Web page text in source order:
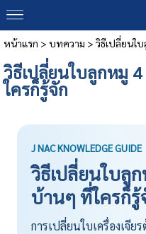
หน้าแรก > บทความ > วิธีเปลี่ยนใ
วิธีเปลี่ยนใบลูกหมู
ใครก็รู้จัก
J NAC KNOWLEDGE GUIDE
วิธีเปลี่ยนใบลู
บ้านๆ ที่ใครก็รู้
การเปลี่ยนใบเครื่องเจีย